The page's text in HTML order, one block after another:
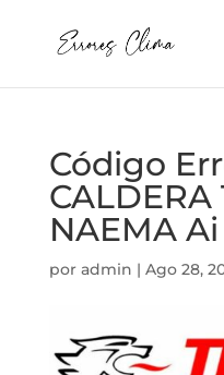
Código
CALDERA
NAEMA
por admin | Ago 28,